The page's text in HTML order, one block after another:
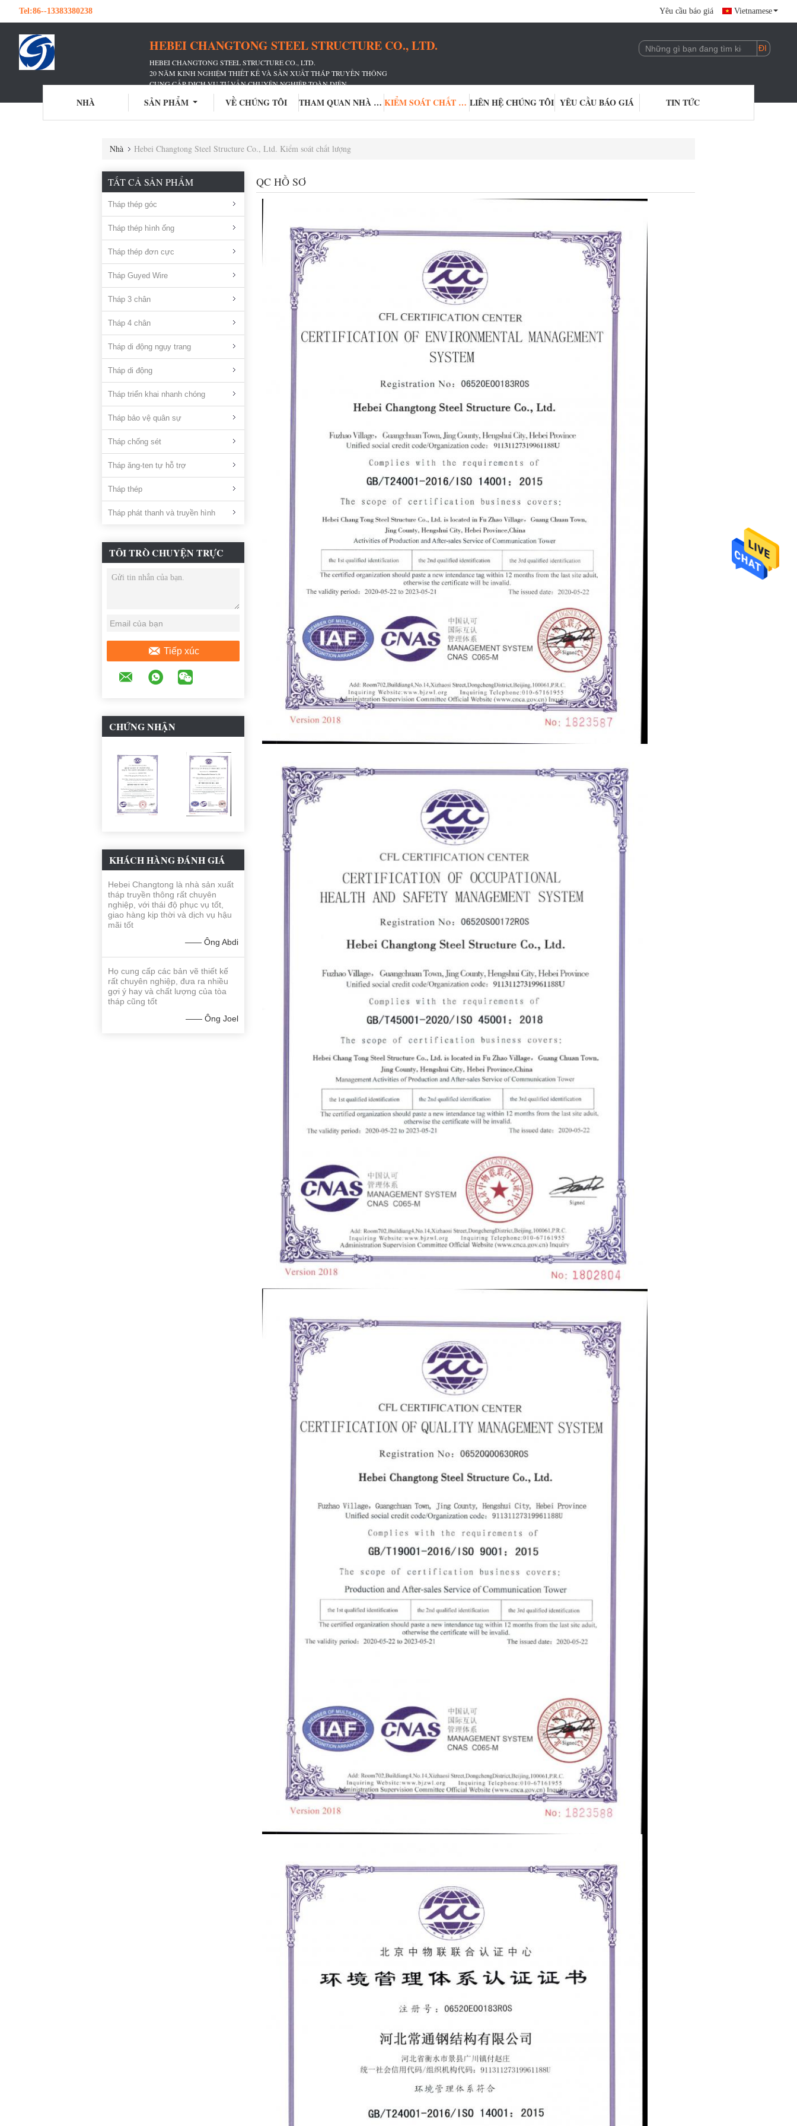
Tel:86--13383380238 Yêu cầu báo giá Vietnamese
HEBEI CHANGTONG STEEL STRUCTURE CO., LTD.
HEBEI CHANGTONG STEEL STRUCTURE CO., LTD.
20 NĂM KINH NGHIỆM THIẾT KẾ VÀ SẢN XUẤT THÁP TRUYỀN THÔNG
CUNG CẤP DỊCH VỤ TƯ VẤN CHUYÊN NGHIỆP TOÀN DIỆN
ĐÃ PHỤC VỤ VÔ SỐ HÃNG TRUYỀN THÔNG
NHÀ SẢN PHẨM VỀ CHÚNG TÔI THAM QUAN NHÀ MÁY KIỂM SOÁT CHẤT LƯỢNG LIÊN HỆ CHÚNG TÔI YÊU CẦU BÁO GIÁ TIN TỨC
Nhà Hebei Changtong Steel Structure Co., Ltd. Kiểm soát chất lượng
TẤT CẢ SẢN PHẨM
Tháp thép góc
Tháp thép hình ống
Tháp thép đơn cực
Tháp Guyed Wire
Tháp 3 chân
Tháp 4 chân
Tháp di động ngụy trang
Tháp di động
Tháp triển khai nhanh chóng
Tháp bảo vệ quân sự
Tháp chống sét
Tháp ăng-ten tự hỗ trợ
Tháp thép
Tháp phát thanh và truyền hình
TÔI TRÒ CHUYỆN TRỰC
TUYẾN BÂY GIỜ
Tiếp xúc
CHỨNG NHẬN
KHÁCH HÀNG ĐÁNH GIÁ
Hebei Changtong là nhà sản xuất
tháp truyền thông rất chuyên
nghiệp, với thái độ phục vụ tốt,
giao hàng kịp thời và dịch vụ hậu
mãi tốt
—— Ông Abdi
Họ cung cấp các bản vẽ thiết kế
rất chuyên nghiệp, đưa ra nhiều
gợi ý hay và chất lượng của tòa
tháp cũng tốt
—— Ông Joel
QC HỒ SƠ